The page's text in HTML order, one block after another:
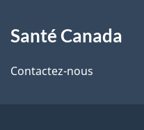
i
l
propos
de
Santé Canada
Contactez-nous